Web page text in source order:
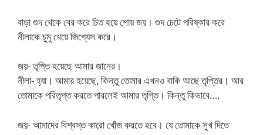
বাড়া গুদ থেকে বের করে চিত হয়ে শোয় জয়। গুদ চেটে পরিষ্কার করে
নীলাকে চুমু খেয়ে জিগ্যেস করে।
জয়- তৃপ্তি হয়েছে আমার জানের।
নীলা- হ্যা। আমার হয়েছে, কিন্তু তোমার এখনও বাকি আছে তৃপ্তির। আর
তোমাকে পরিতৃপ্ত করতে পারলেই আমার তৃপ্তি। কিন্তু কিভাবে….
জয়- আমাদের বিশ্বস্ত কারো খোঁজ করতে হবে। যে তোমাকে সুখ দিতে